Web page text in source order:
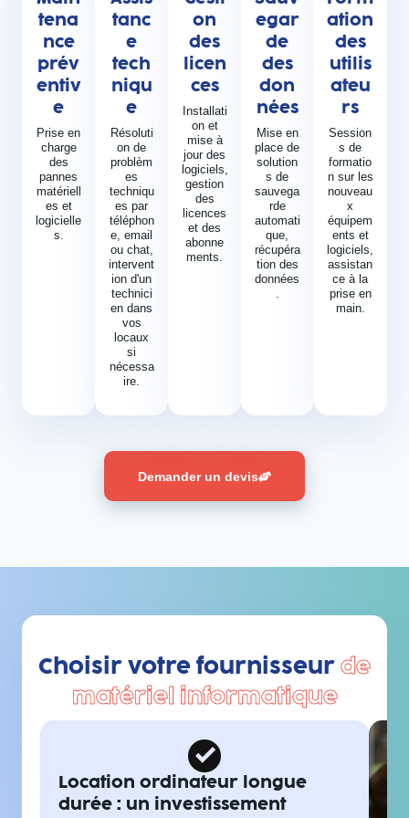
tena
nce
prév
entiv
e
Prise en
charge
des
pannes
matériell
es et
logicielle
s.
tanc
e
tech
niqu
e
Résoluti
on de
problèm
es
techniqu
es par
téléphon
e, email
ou chat,
intervent
ion d'un
technici
en dans
vos
locaux
si
nécessa
ire.
on
des
licen
ces
Installati
on et
mise à
jour des
logiciels,
gestion
des
licences
et des
abonne
ments.
egar
de
des
don
nées
Mise en
place de
solution
s de
sauvega
rde
automati
que,
récupéra
tion des
données
ation
des
utilis
ateu
rs
Session
s de
formatio
n sur les
nouveau
x
équipem
ents et
logiciels,
assistan
ce à la
prise en
main.
Demander un devis
Choisir votre fournisseur de
matériel informatique
Location ordinateur longue
durée : un investissement